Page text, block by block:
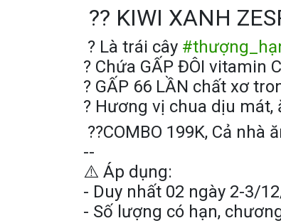
?? KIWI XANH
? Là trái cây #
? Chứa GẤP ĐÔI vitamin
? GẤP 66 LẦN chất xơ
? Hương vị chua dịu mát,
??COMBO 199K, Cả
--
⚠️ Áp dụng:
- Duy nhất 02 ngày 2-3/
- Số lượng có hạn,